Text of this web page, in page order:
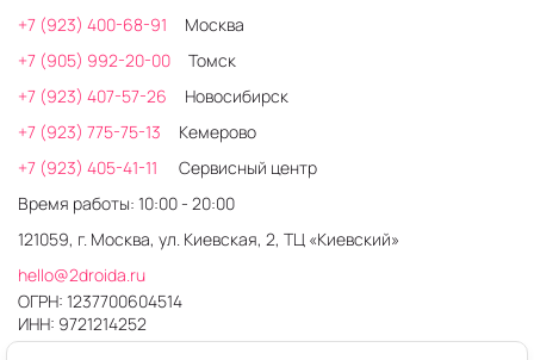
+7 (923) 400-68-91
Москва
+7 (905) 992-20-00
Томск
+7 (923) 407-57-26
Новосибирск
+7 (923) 775-75-13
Кемерово
+7 (923) 405-41-11
Сервисный центр
Время работы: 10:00 - 20:00
121059, г. Москва, ул. Киевская, 2, ТЦ «Киевский»
hello@2droida.ru
ОГРН: 1237700604514
ИНН: 9721214252